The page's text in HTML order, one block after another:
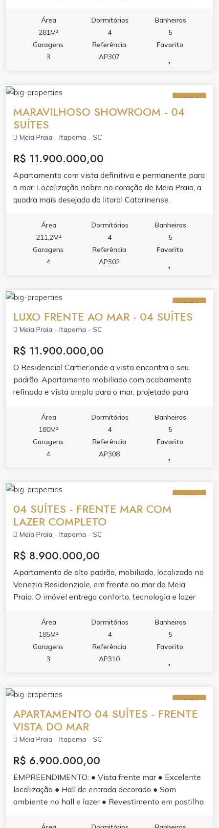
Área
281M²
Dormitórios
4
Banheiros
5
Garagens
3
Referência
AP307
Favorito
VENDA
MARAVILHOSO SHOWROOM - 04
SUÍTES
Meia Praia - Itapema - SC
R$ 11.900.000,00
Apartamento com vista definitiva e permanente para
o mar. Localização nobre no coração de Meia Praia, a
quadra mais desejada do litoral Catarinense.
Área
211,2M²
Dormitórios
4
Banheiros
5
Garagens
4
Referência
AP302
Favorito
VENDA
LUXO FRENTE AO MAR - 04 SUÍTES
Meia Praia - Itapema - SC
R$ 11.900.000,00
O Residencial Cartier,onde a vista encontra o seu
padrão. Apartamento mobiliado com acabamento
refinado e vista ampla para o mar, projetado para
imóvel reúne living integrado com sala de estar e
jantar, cozinha com móveis planejados e porcelanato,
sacada com churrasqueira, varanda e dois banheiros.
Cada detalhe foi pensado para o seu bem-estar: ar
com senha e gesso no teto.O lazer de 1500m² é um
convite ao relaxamento e à convivência. Piscina
adulto com borda infinita, piscina térmica,
hidromassagem e jacuzzi se unem ao spa, sauna e
academia completa. Para receber e se divertir, salão
de festas, espaço gourmet, lounge, solarium, sala de
jogos, sala de games e brinquedoteca.Segurança,
tecnologia e serviços completam a experiência:
guarita 24h, alarme, circuito de TV, hall decorado, sala
de reunião, bicicletário e entrada privativa para
Área
180M²
Dormitórios
4
Banheiros
5
Garagens
4
Referência
AP308
Favorito
VENDA
04 SUÍTES - FRENTE MAR COM
LAZER COMPLETO
Meia Praia - Itapema - SC
R$ 8.900.000,00
Apartamento de alto padrão, mobiliado, localizado no
Venezia Residenziale, em frente ao mar da Meia
Praia. O imóvel entrega conforto, tecnologia e lazer
Área
185M²
Dormitórios
4
Banheiros
5
Garagens
3
Referência
AP310
Favorito
VENDA
APARTAMENTO 04 SUÍTES - FRENTE
VISTA DO MAR
Meia Praia - Itapema - SC
R$ 6.900.000,00
EMPREENDIMENTO: ● Vista frente mar ● Excelente
localização ● Hall de entrada decorado ● Som
ambiente no hall e lazer ● Revestimento em pastilha
Sensores de presença nas luzes das áreas comuns ●